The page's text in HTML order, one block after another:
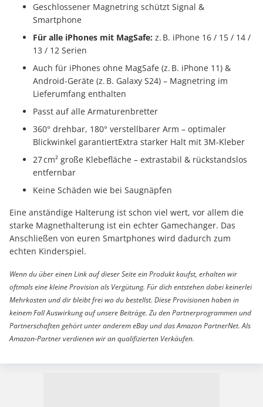
Geschlossener Magnetring schützt Signal &
Smartphone
Für alle iPhones mit MagSafe: z. B. iPhone 16 / 15 / 14 /
13 / 12 Serien
Auch für iPhones ohne MagSafe (z. B. iPhone 11) &
Android-Geräte (z. B. Galaxy S24) – Magnetring im
Lieferumfang enthalten
Passt auf alle Armaturenbretter
360° drehbar, 180° verstellbarer Arm – optimaler
Blickwinkel garantiertExtra starker Halt mit 3M-Kleber
27 cm² große Klebefläche – extrastabil & rückstandslos
entfernbar
Keine Schäden wie bei Saugnäpfen
Eine anständige Halterung ist schon viel wert, vor allem die
starke Magnethalterung ist ein echter Gamechanger. Das
Anschließen von euren Smartphones wird dadurch zum
echten Kinderspiel.
Wenn du über einen Link auf dieser Seite ein Produkt kaufst, erhalten wir
oftmals eine kleine Provision als Vergütung. Für dich entstehen dabei keinerlei
Mehrkosten und dir bleibt frei wo du bestellst. Diese Provisionen haben in
keinem Fall Auswirkung auf unsere Beiträge. Zu den Partnerprogrammen und
Partnerschaften gehört unter anderem eBay und das Amazon PartnerNet. Als
Amazon-Partner verdienen wir an qualifizierten Verkäufen.